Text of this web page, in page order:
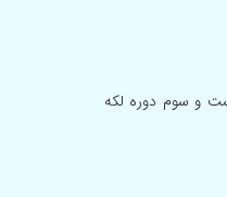
و سوم دوره لکه